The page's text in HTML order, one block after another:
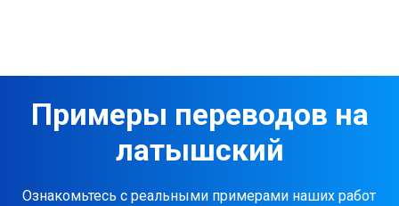
Примеры переводов на
латышский
Ознакомьтесь с реальными примерами наших работ